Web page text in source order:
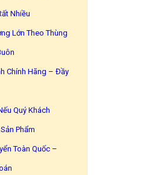
Nhiều
Lớn Theo Thùng
Chính Hãng – Đầy
Quý Khách
Phẩm
Toàn Quốc –